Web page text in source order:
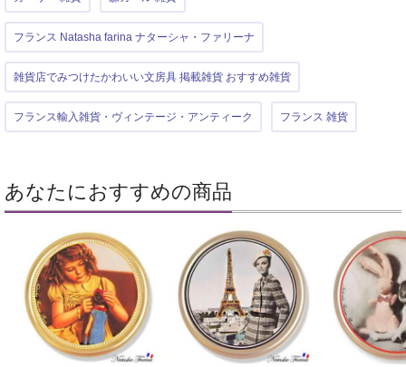
フランス Natasha farina ナターシャ・ファリーナ
雑貨店でみつけたかわいい文房具 掲載雑貨 おすすめ雑貨
フランス輸入雑貨・ヴィンテージ・アンティーク フランス 雑貨
あなたにおすすめの商品